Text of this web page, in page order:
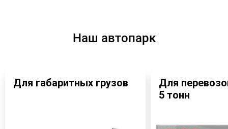
Наш автопарк
Для габаритных грузов
Для
5 тонн